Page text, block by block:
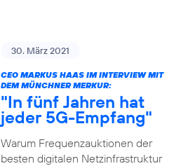
30. März 2021
CEO MARKUS HAAS IM INTERVIEW MIT
DEM MÜNCHNER MERKUR:
"In fünf Jahren hat
jeder 5G-Empfang"
Warum Frequenzauktionen der
besten digitalen Netzinfrastruktur